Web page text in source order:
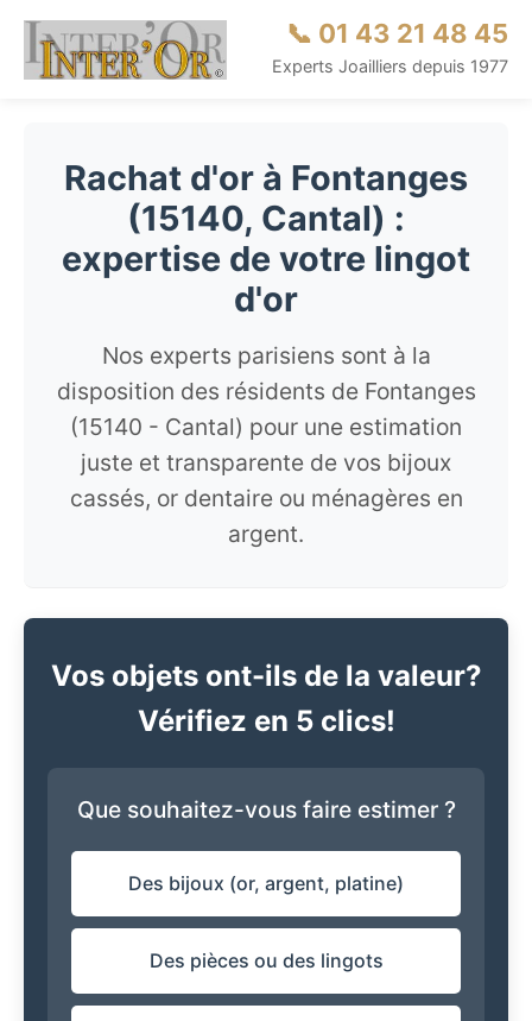
📞 01 43 21 48 45
Experts Joailliers depuis 1977
Rachat d'or à Fontanges
(15140, Cantal) :
expertise de votre lingot
d'or
Nos experts parisiens sont à la
disposition des résidents de Fontanges
(15140 - Cantal) pour une estimation
juste et transparente de vos bijoux
cassés, or dentaire ou ménagères en
argent.
Vos objets ont-ils de la valeur?
Vérifiez en 5 clics!
Que souhaitez-vous faire estimer ?
Des bijoux (or, argent, platine)
Des pièces ou des lingots